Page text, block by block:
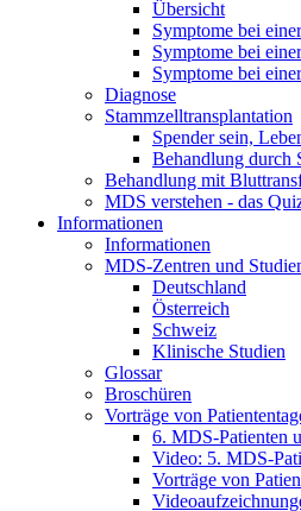
Übersicht
Symptome bei
Symptome bei
Symptome bei
Diagnose
Stammzelltransplantation
Spender sein,
Behandlung durch
Behandlung mit
MDS verstehen - das
Informationen
Informationen
MDS-Zentren und
Deutschland
Österreich
Schweiz
Klinische Studien
Glossar
Broschüren
Vorträge von
6. MDS-Patienten
Video: 5. MDS-
Vorträge von